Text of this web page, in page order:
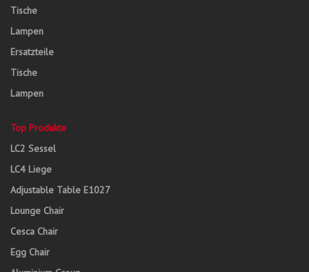
Tische
Lampen
Ersatzteile
Tische
Lampen
Top Produkte
LC2 Sessel
LC4 Liege
Adjustable Table E1027
Lounge Chair
Cesca Chair
Egg Chair